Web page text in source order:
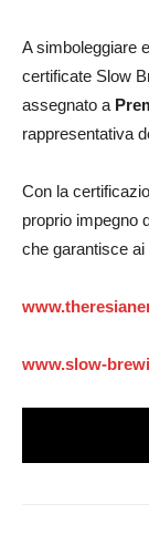
A simboleggiare
certificate Slow
assegnato a
rappresentativa
Con la
proprio impegno
che garantisce
www.slow-